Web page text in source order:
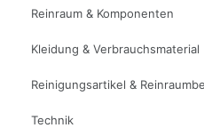
Reinraum & Komponenten
Kleidung & Verbrauchsmaterial
Reinigungsartikel &
Technik